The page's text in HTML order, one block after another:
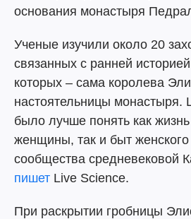
основания монастыря
Ученые изучили около 20
связанных с ранней
которых – сама королева
настоятельницы монастыря.
было лучше понять как жизнь
женщины, так и быт
сообщества средневековой
пишет Live Science.
При раскрытии гробницы